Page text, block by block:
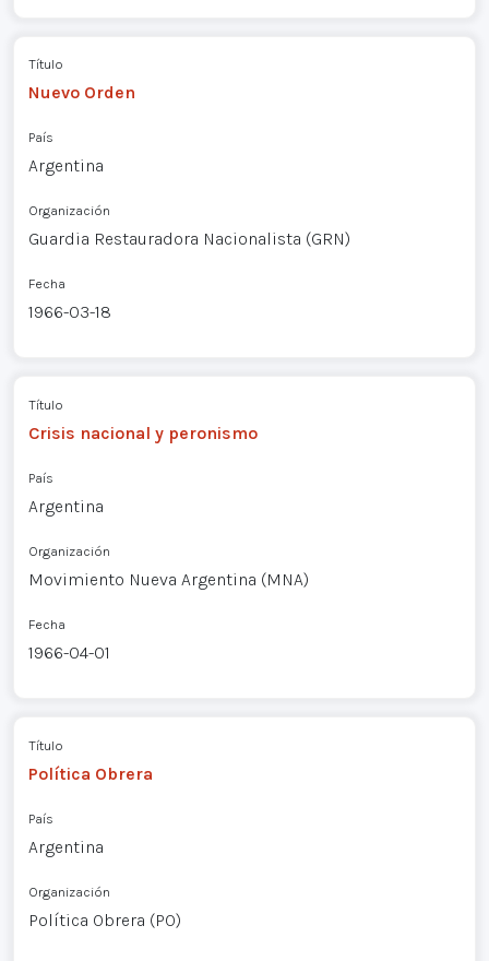
Título
Nuevo Orden
País
Argentina
Organización
Guardia Restauradora Nacionalista (GRN)
Fecha
1966-03-18
Título
Crisis nacional y peronismo
País
Argentina
Organización
Movimiento Nueva Argentina (MNA)
Fecha
1966-04-01
Título
Política Obrera
País
Argentina
Organización
Política Obrera (PO)